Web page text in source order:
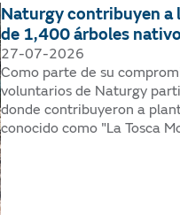
Naturgy contribuyen a
de 1,400 árboles
27-07-2026
Como parte de su
voluntarios de Naturgy
donde contribuyeron a
conocido como "La Tosca